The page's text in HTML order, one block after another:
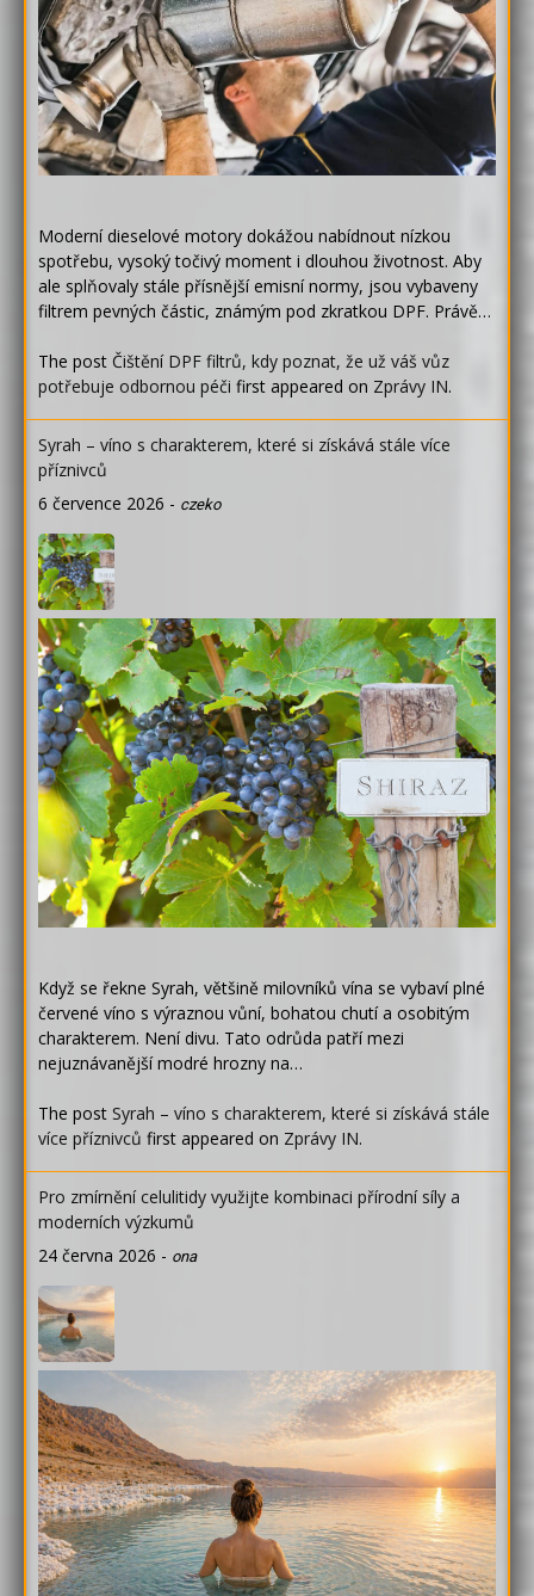
Moderní dieselové motory dokážou nabídnout nízkou
spotřebu, vysoký točivý moment i dlouhou životnost. Aby
ale splňovaly stále přísnější emisní normy, jsou vybaveny
filtrem pevných částic, známým pod zkratkou DPF. Právě…
The post Čištění DPF filtrů, kdy poznat, že už váš vůz
potřebuje odbornou péči first appeared on Zprávy IN.
Syrah – víno s charakterem, které si získává stále více
příznivců
6 července 2026 - czeko
Když se řekne Syrah, většině milovníků vína se vybaví plné
červené víno s výraznou vůní, bohatou chutí a osobitým
charakterem. Není divu. Tato odrůda patří mezi
nejuznávanější modré hrozny na…
The post Syrah – víno s charakterem, které si získává stále
více příznivců first appeared on Zprávy IN.
Pro zmírnění celulitidy využijte kombinaci přírodní síly a
moderních výzkumů
24 června 2026 - ona